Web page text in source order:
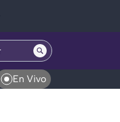
En Vivo